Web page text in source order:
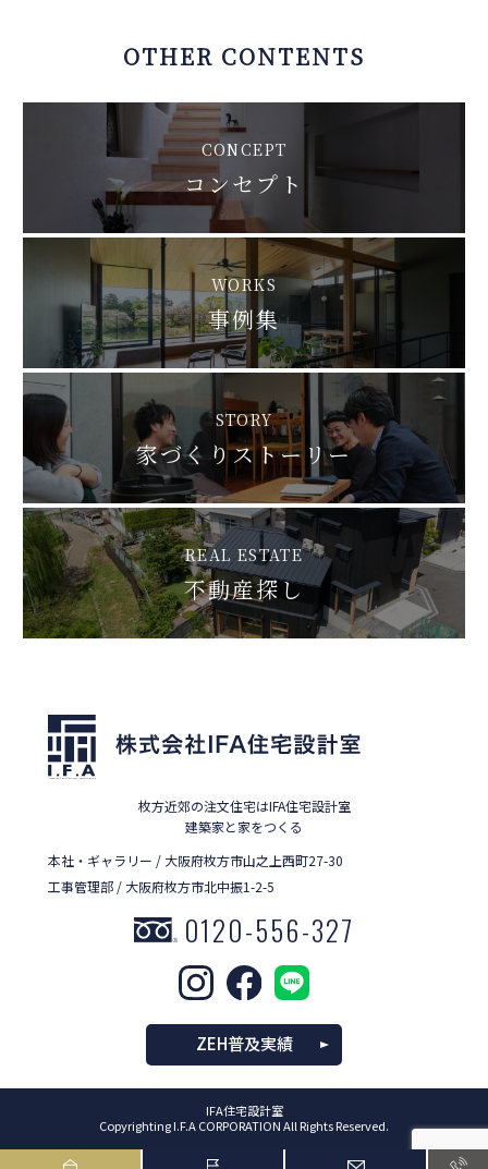
OTHER CONTENTS
CONCEPT
コンセプト
WORKS
事例集
STORY
家づくりストーリー
REAL ESTATE
不動産探し
枚方近郊の注文住宅はIFA住宅設計室
建築家と家をつくる
本社・ギャラリー / 大阪府枚方市山之上西町27-30
工事管理部 / 大阪府枚方市北中振1-2-5
0120-556-327
ZEH普及実績
IFA住宅設計室
Copyrighting I.F.A CORPORATION All Rights Reserved.